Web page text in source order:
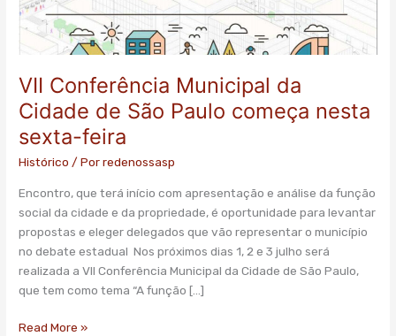
VII Conferência Municipal da
Cidade de São Paulo começa nesta
sexta-feira
Histórico / Porredenossasp
Encontro, que terá início com apresentação e análise da função
social da cidade e da propriedade, é oportunidade para levantar
propostas e eleger delegados que vão representar o município
no debate estadual Nos próximos dias 1, 2 e 3 julho será
realizada a VII Conferência Municipal da Cidade de São Paulo,
que tem como tema “A função […]
feira
Read More »